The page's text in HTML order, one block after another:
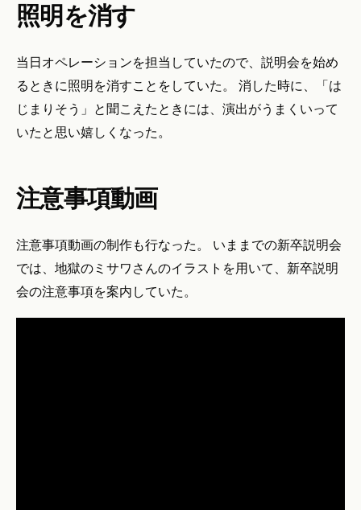
照明を消す
当日オペレーションを担当していたので、説明会を始め
るときに照明を消すことをしていた。 消した時に、「は
じまりそう」と聞こえたときには、演出がうまくいって
いたと思い嬉しくなった。
注意事項動画
注意事項動画の制作も行なった。 いままでの新卒説明会
では、地獄のミサワさんのイラストを用いて、新卒説明
会の注意事項を案内していた。